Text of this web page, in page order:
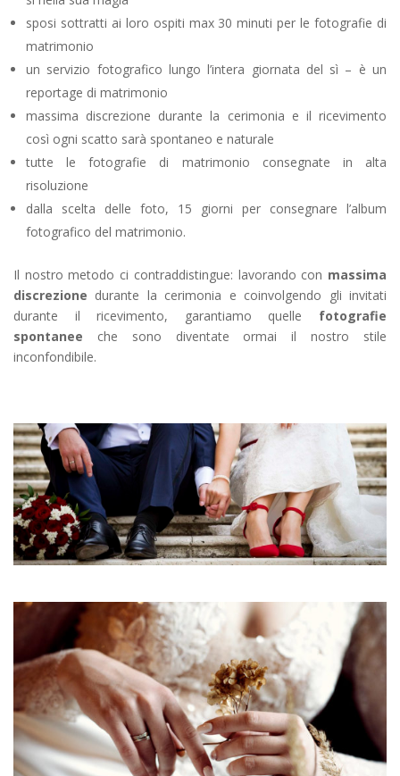
sposi sottratti ai loro ospiti max 30 minuti per le fotografie di
matrimonio
un servizio fotografico lungo l’intera giornata del sì – è un
reportage di matrimonio
massima discrezione durante la cerimonia e il ricevimento
così ogni scatto sarà spontaneo e naturale
tutte le fotografie di matrimonio consegnate in alta
risoluzione
dalla scelta delle foto, 15 giorni per consegnare l’album
fotografico del matrimonio.
Il nostro metodo ci contraddistingue: lavorando con massima
discrezione durante la cerimonia e coinvolgendo gli invitati
durante il ricevimento, garantiamo quelle fotografie
spontanee che sono diventate ormai il nostro stile
inconfondibile.